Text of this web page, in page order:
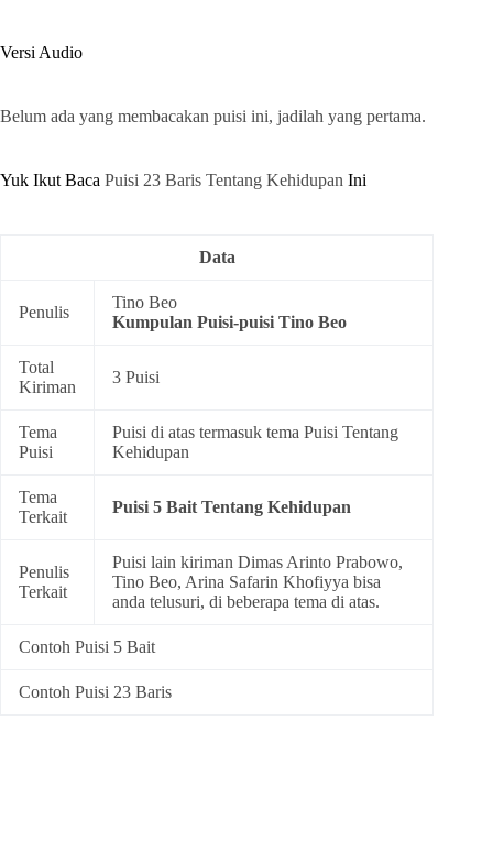
Versi Audio
Belum ada yang membacakan puisi ini, jadilah yang pertama.
Yuk Ikut Baca Puisi 23 Baris Tentang Kehidupan Ini
Data
Penulis
Tino Beo
Kumpulan Puisi-puisi Tino Beo
Total
Kiriman
3 Puisi
Tema
Puisi
Puisi di atas termasuk tema Puisi Tentang
Kehidupan
Tema
Terkait
Puisi 5 Bait Tentang Kehidupan
Penulis
Terkait
Puisi lain kiriman Dimas Arinto Prabowo,
Tino Beo, Arina Safarin Khofiyya bisa
anda telusuri, di beberapa tema di atas.
Contoh Puisi 5 Bait
Contoh Puisi 23 Baris